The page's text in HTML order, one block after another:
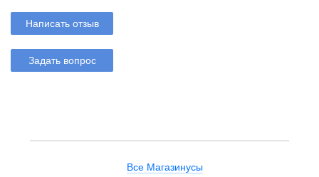
Написать отзыв
Задать вопрос
Все Магазинусы